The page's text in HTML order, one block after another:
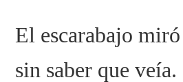
El escarabajo
sin saber que veía.